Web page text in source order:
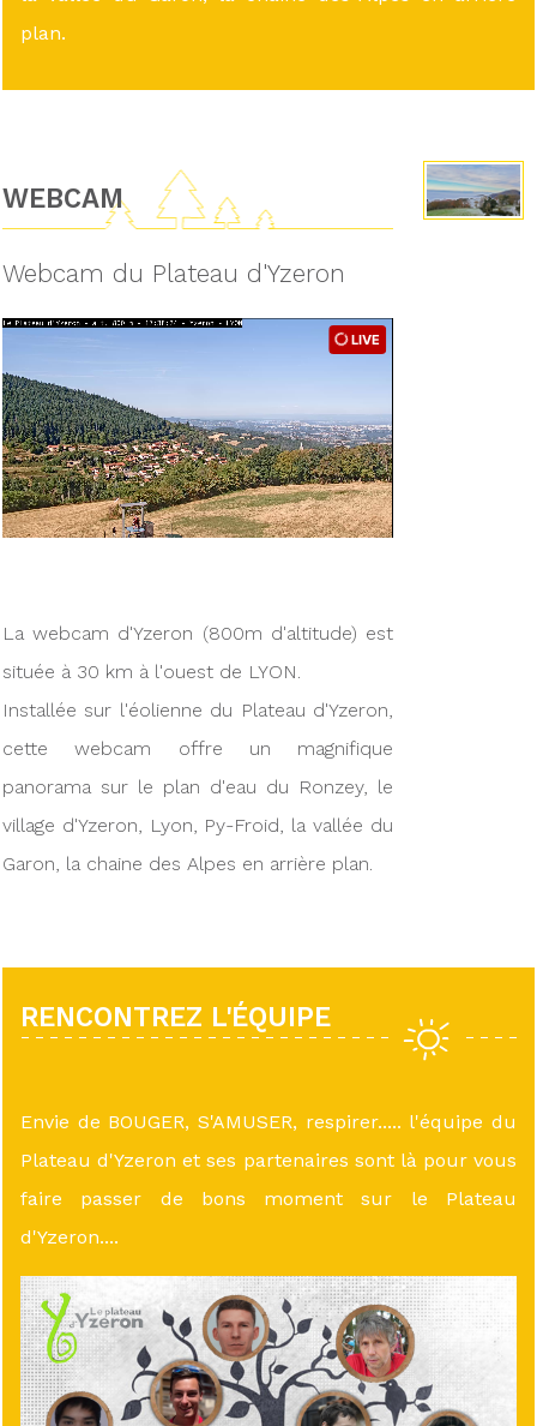
plan.
WEBCAM
Webcam du Plateau d'Yzeron
La webcam d'Yzeron (800m d'altitude) est
située à 30 km à l'ouest de LYON.
Installée sur l'éolienne du Plateau d'Yzeron,
cette webcam offre un magnifique
panorama sur le plan d'eau du Ronzey, le
village d'Yzeron, Lyon, Py-Froid, la vallée du
Garon, la chaine des Alpes en arrière plan.
RENCONTREZ L'ÉQUIPE
Envie de BOUGER, S'AMUSER, respirer..... l'équipe du
Plateau d'Yzeron et ses partenaires sont là pour vous
faire passer de bons moment sur le Plateau
d'Yzeron....